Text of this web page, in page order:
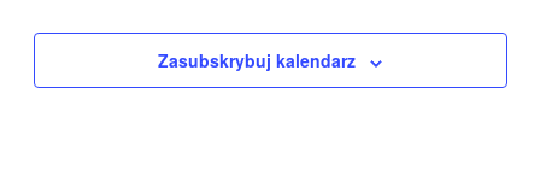
Zasubskrybuj kalendarz